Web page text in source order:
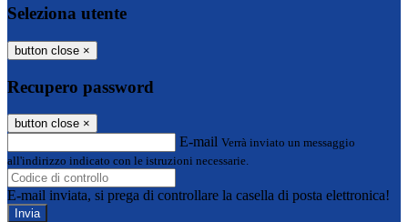
Seleziona utente
button close ×
Recupero password
button close ×
E-mail Verrà inviato un messaggio
all'indirizzo indicato con le istruzioni necessarie.
E-mail inviata, si prega di controllare la casella di posta elettronica!